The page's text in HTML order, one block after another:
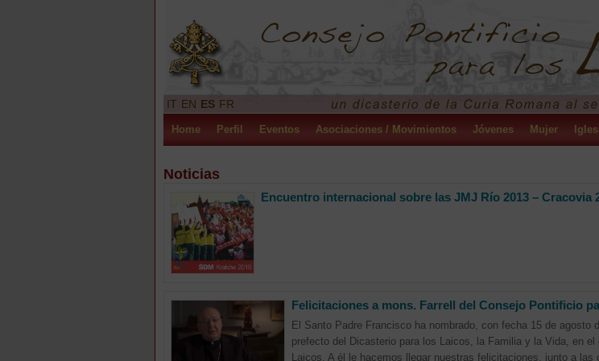
IT EN ES FR
Home Perfil Eventos Asociaciones / Movimientos Jóvenes Mujer
Noticias
Encuentro internacional sobre las JMJ Río 2013 – Cracovia
Felicitaciones a mons. Farrell del Consejo Pontificio
El Santo Padre Francisco ha nombrado, con fecha 15 de
prefecto del Dicasterio para los Laicos, la Familia y la Vida, en
Laicos. A él le hacemos llegar nuestras felicitaciones, junto a